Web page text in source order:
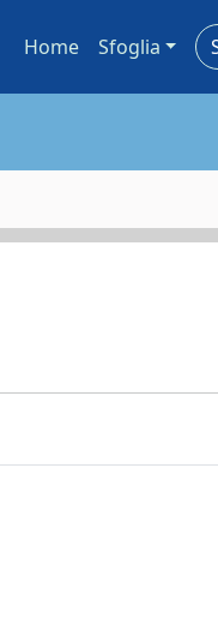
Home Sfoglia